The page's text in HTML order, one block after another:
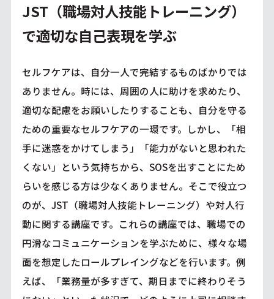
JST（職場対人技能トレーニング）
で適切な自己表現を学ぶ
セルフケアは、自分一人で完結するものばかりでは
ありません。時には、周囲の人に助けを求めたり、
適切な配慮をお願いしたりすることも、自分を守る
ための重要なセルフケアの一環です。しかし、「相
手に迷惑をかけてしまう」「能力がないと思われた
くない」という気持ちから、SOSを出すことにため
らいを感じる方は少なくありません。そこで役立つ
のが、JST（職場対人技能トレーニング）や対人行
動に関する講座です。これらの講座では、職場での
円滑なコミュニケーションを学ぶために、様々な場
面を想定したロールプレイングなどを行います。例
えば、「業務量が多すぎて、期日までに終わりそう